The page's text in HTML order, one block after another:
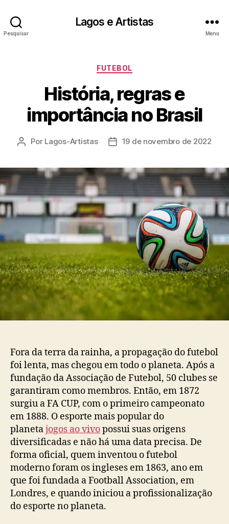
Pesquisar
Lagos e Artistas
Menu
Categorias
FUTEBOL
História, regras e
importância no Brasil
Autor
Por Lagos-Artistas
Data19 de novembro de 2022
Fora da terra da rainha, a propagação do futebol
foi lenta, mas chegou em todo o planeta. Após a
fundação da Associação de Futebol, 50 clubes se
garantiram como membros. Então, em 1872
surgiu a FA CUP, com o primeiro campeonato
em 1888. O esporte mais popular do
planetajogos ao vivopossui suas origens
diversificadas e não há uma data precisa. De
forma oficial, quem inventou o futebol
moderno foram os ingleses em 1863, ano em
que foi fundada a Football Association, em
Londres, e quando iniciou a profissionalização
do esporte no planeta.